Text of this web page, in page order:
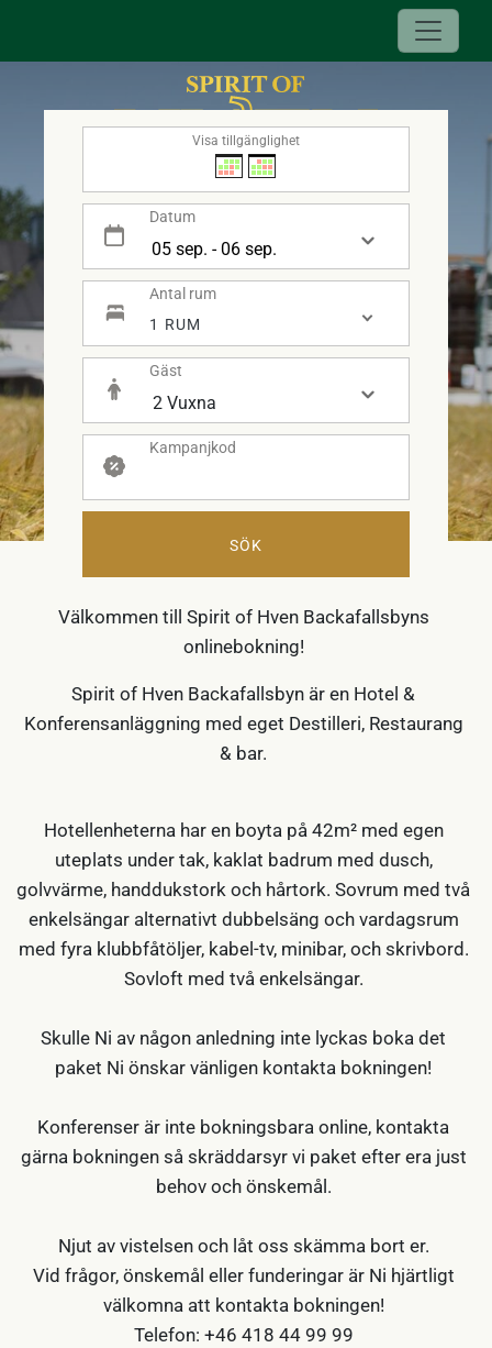
- SPIRIT OF HVEN -
Visa tillgänglighet
Datum
Antal rum
1 RUM
Gäst
Kampanjkod
SÖK
RUMSBOKNING
Välkommen till Spirit of Hven Backafallsbyns
onlinebokning!
Spirit of Hven Backafallsbyn är en Hotel &
Konferensanläggning med eget Destilleri, Restaurang
& bar.
Hotellenheterna har en boyta på 42m² med egen
uteplats under tak, kaklat badrum med dusch,
golvvärme, handdukstork och hårtork. Sovrum med två
enkelsängar alternativt dubbelsäng och vardagsrum
med fyra klubbfåtöljer, kabel-tv, minibar, och skrivbord.
Sovloft med två enkelsängar.
Skulle Ni av någon anledning inte lyckas boka det
paket Ni önskar vänligen kontakta bokningen!
Konferenser är inte bokningsbara online, kontakta
gärna bokningen så skräddarsyr vi paket efter era just
behov och önskemål.
Njut av vistelsen och låt oss skämma bort er.
Vid frågor, önskemål eller funderingar är Ni hjärtligt
välkomna att kontakta bokningen!
Telefon: +46 418 44 99 99